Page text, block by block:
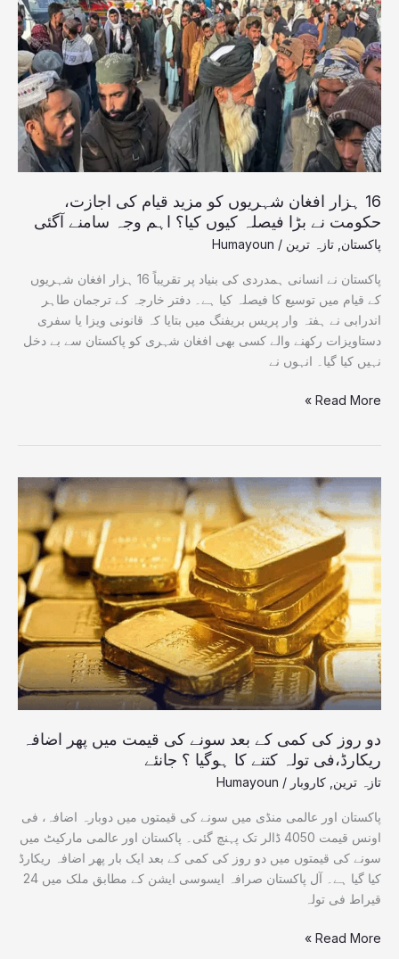
16 ہزار افغان شہریوں کو مزید قیام کی اجازت،
حکومت نے بڑا فیصلہ کیوں کیا؟ اہم وجہ سامنے آگئی
پاکستان تازہ ترین /
Humayoun
پاکستان نے انسانی ہمدردی کی بنیاد پر تقریباً 16 ہزار افغان شہریوں
کے قیام میں توسیع کا فیصلہ کیا ہے۔ دفتر خارجہ کے ترجمان طاہر
اندرابی نے ہفتہ وار پریس بریفنگ میں بتایا کہ قانونی ویزا یا سفری
دستاویزات رکھنے والے کسی بھی افغان شہری کو پاکستان سے بے دخل
نہیں کیا گیا۔ انہوں نے
شہریوں
کو
مزید
قیام
کی
اجازت،
حکومت
نے
بڑا
فیصلہ
کیوں
کیا؟
اہم
وجہ
سامنے
آگئی
Read More »
دو روز کی کمی کے بعد سونے کی قیمت میں پھر اضافہ
ریکارڈ،فی تولہ کتنے کا ہوگیا ؟ جانئے
تازہ ترین کاروبار /
Humayoun
پاکستان اور عالمی منڈی میں سونے کی قیمتوں میں دوبارہ اضافہ، فی
اونس قیمت 4050 ڈالر تک پہنچ گئی۔ پاکستان اور عالمی مارکیٹ میں
سونے کی قیمتوں میں دو روز کی کمی کے بعد ایک بار پھر اضافہ ریکارڈ
کیا گیا ہے۔ آل پاکستان صرافہ ایسوسی ایشن کے مطابق ملک میں 24
قیراط فی تولہ
دو
روز
کی
کمی
کے
بعد
سونے
کی
قیمت
میں
پھر
اضافہ
ریکارڈ،فی
تولہ
کتنے
ہوگیا
؟
جانئے
Read More »